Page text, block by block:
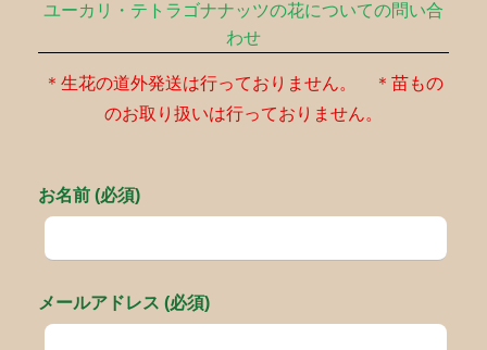
ユーカリ・テトラゴナナッツの花についての問い合
わせ
＊生花の道外発送は行っておりません。 ＊苗もの
のお取り扱いは行っておりません。
お名前 (必須)
メールアドレス (必須)